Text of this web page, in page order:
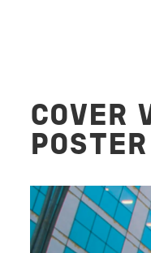
COVER
POSTER
Image